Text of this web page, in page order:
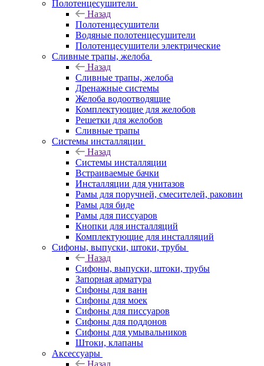
Полотенцесушители
Назад
Полотенцесушители
Водяные полотенцесушители
Полотенцесушители электрические
Сливные трапы, желоба
Назад
Сливные трапы, желоба
Дренажные системы
Желоба водоотводящие
Комплектующие для желобов
Решетки для желобов
Сливные трапы
Системы инсталляции
Назад
Системы инсталляции
Встраиваемые бачки
Инсталляции для унитазов
Рамы для поручней, смесителей, раковин
Рамы для биде
Рамы для писсуаров
Кнопки для инсталляций
Комплектующие для инсталляций
Сифоны, выпуски, штоки, трубы
Назад
Сифоны, выпуски, штоки, трубы
Запорная арматура
Сифоны для ванн
Сифоны для моек
Сифоны для писсуаров
Сифоны для поддонов
Сифоны для умывальников
Штоки, клапаны
Аксессуары
Назад